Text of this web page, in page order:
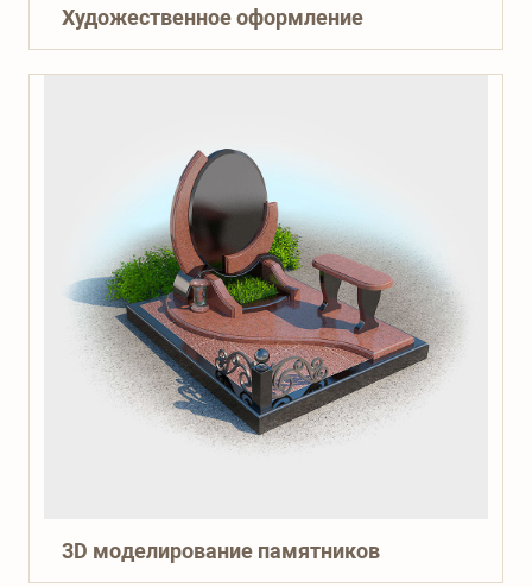
Художественное оформление
3D моделирование памятников